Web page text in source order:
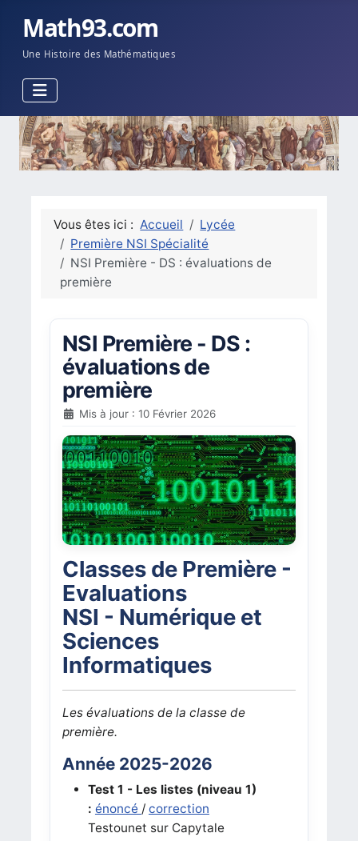
Math93.com
Une Histoire des Mathématiques
Vous êtes ici : Accueil
Lycée
Première NSI Spécialité
NSI Première - DS : évaluations de
première
NSI Première - DS :
évaluations de
première
Mis à jour : 10 Février 2026
Classes de Première -
Evaluations
NSI - Numérique et
Sciences
Informatiques
Les évaluations de la classe de
première.
Année 2025-2026
Test 1 - Les listes (niveau 1)
: énoncé / correction
Testounet sur Capytale